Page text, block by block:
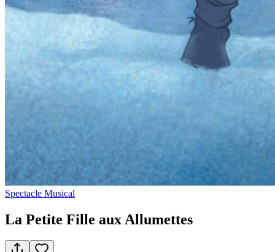
Spectacle Musical
La Petite Fille aux Allumettes